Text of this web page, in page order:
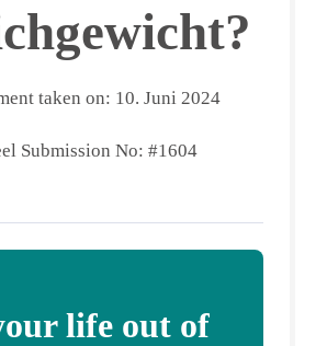
taken on: 10. Juni 2024
Submission No: #1604
life out of